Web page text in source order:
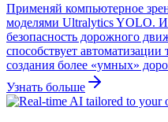
Применяй компьютерное
моделями Ultralytics YOLO.
безопасность дорожного
способствует
создания более «умных»
Узнать больше